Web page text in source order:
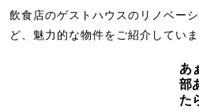
飲食店のゲストハウスのリノベー
ど、魅力的な物件をご紹介していま
あ
部
た